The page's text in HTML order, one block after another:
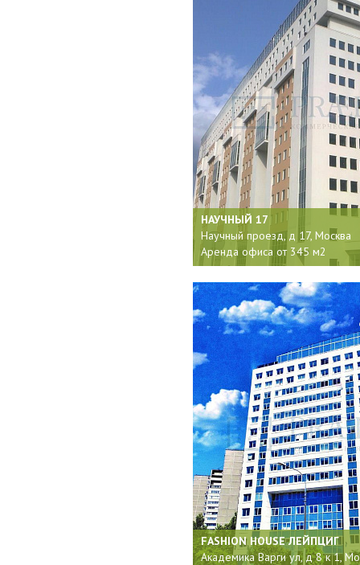
НАУЧНЫЙ 17
Научный проезд, д 17, Москва
Аренда офиса от 345 м2
FASHION HOUSE ЛЕЙПЦИГ
Академика Варги ул, д 8 к 1,